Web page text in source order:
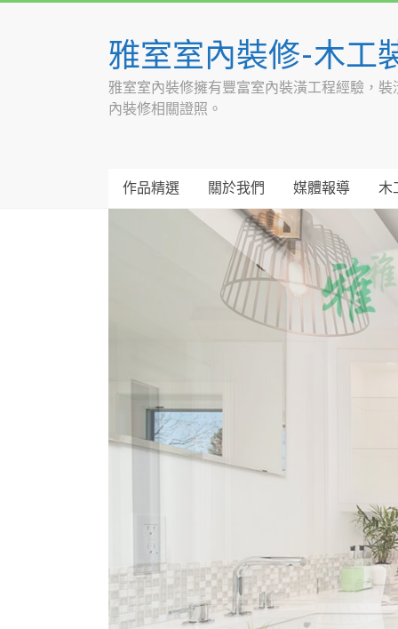
雅室室內裝修-木工
雅室室內裝修擁有豐富室內裝潢工程經驗，
內裝修相關證照。
作品精選 關於我們 媒體報導 木